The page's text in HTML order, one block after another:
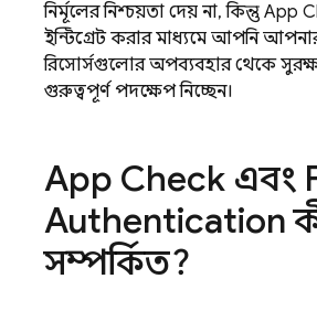
নির্মূলের নিশ্চয়তা দেয় না, কিন্তু App
ইন্টিগ্রেট করার মাধ্যমে আপনি
রিসোর্সগুলোর অপব্যবহার থেকে
গুরুত্বপূর্ণ পদক্ষেপ নিচ্ছেন।
App Check এবং
Authentication
সম্পর্কিত?